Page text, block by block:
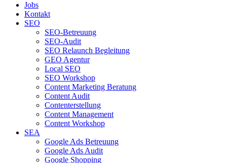
Jobs
Kontakt
SEO
SEO-Betreuung
SEO-Audit
SEO Relaunch Begleitung
GEO Agentur
Local SEO
SEO Workshop
Content Marketing Beratung
Content Audit
Contenterstellung
Content Management
Content Workshop
SEA
Google Ads Betreuung
Google Ads Audit
Google Shopping